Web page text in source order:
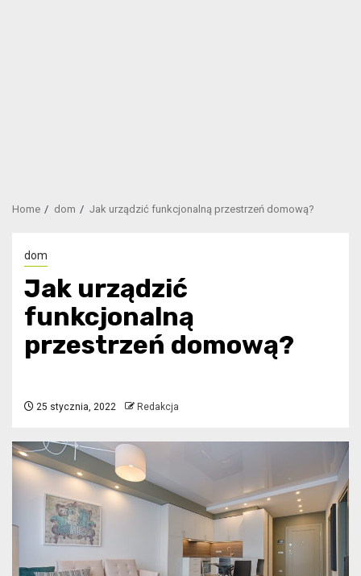
Home dom Jak urządzić funkcjonalną przestrzeń domową?
dom
Jak urządzić
funkcjonalną
przestrzeń domową?
25 stycznia, 2022 Redakcja